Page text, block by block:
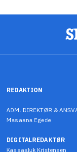
REDAKTION
ADM. DIREKTØR &
Masaana Egede
DIGITALREDAKTØR
Kassaaluk Kristensen